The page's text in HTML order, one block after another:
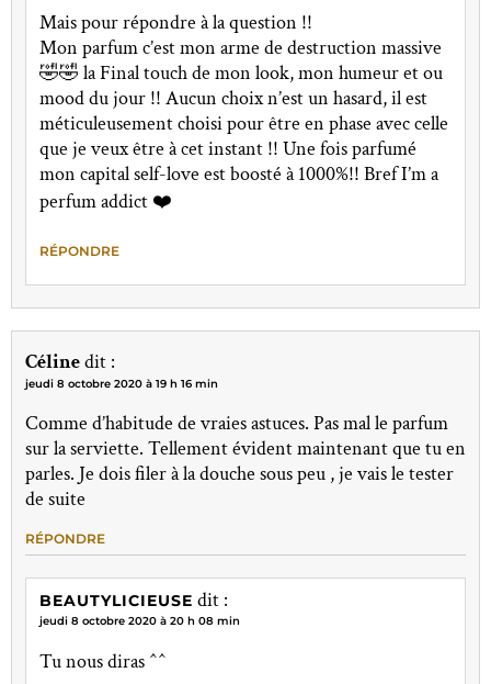
Mais pour répondre à la question !!
Mon parfum c’est mon arme de destruction massive
🤣🤣 la Final touch de mon look, mon humeur et ou
mood du jour !! Aucun choix n’est un hasard, il est
méticuleusement choisi pour être en phase avec celle
que je veux être à cet instant !! Une fois parfumé
mon capital self-love est boosté à 1000%!! Bref I’m a
perfum addict ❤️
RÉPONDRE
Célinedit :
jeudi 8 octobre 2020 à 19 h 16 min
Comme d’habitude de vraies astuces. Pas mal le parfum
sur la serviette. Tellement évident maintenant que tu en
parles. Je dois filer à la douche sous peu , je vais le tester
de suite
RÉPONDRE
BEAUTYLICIEUSE dit :
jeudi 8 octobre 2020 à 20 h 08 min
Tu nous diras ^^